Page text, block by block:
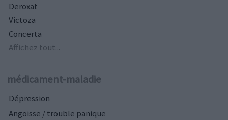
Deroxat
Victoza
Concerta
Affichez tout...
médicament-maladie
Dépression
Angoisse / trouble panique